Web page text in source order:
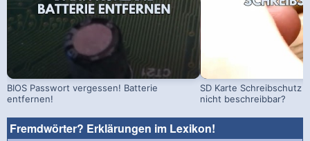
BIOS Passwort vergessen! Batterie
entfernen!
SD Karte Schreibschutz
nicht beschreibbar?
Fremdwörter? Erklärungen im Lexikon!